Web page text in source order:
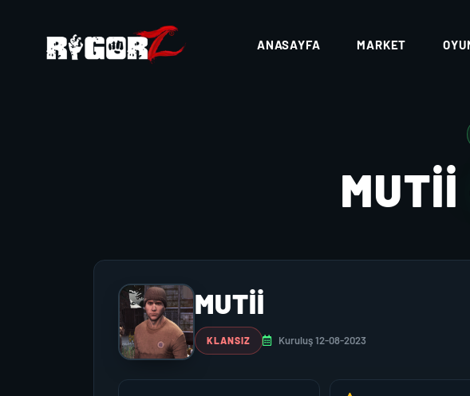
ANASAYFA MARKET
MUTİİ
MUTİİ
KLANSIZ Kuruluş 12-08-2023